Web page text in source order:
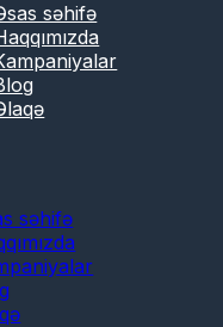
səhifə
səhifə